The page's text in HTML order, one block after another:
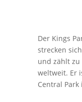
Der Kings
strecken
und zählt
weltweit. Er
Central Park